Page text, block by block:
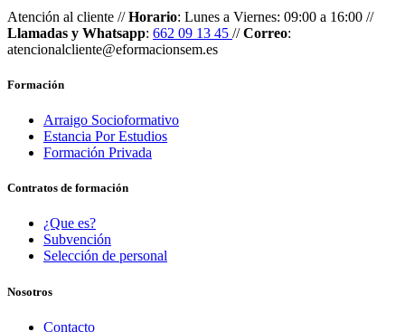
Atención al cliente //Horario: Lunes a Viernes: 09:00 a 16:00 //
Llamadas y Whatsapp: 662 09 13 45 //Correo:
atencionalcliente@eformacionsem.es
Formación
Arraigo Socioformativo
Estancia Por Estudios
Formación Privada
Contratos de formación
¿Que es?
Subvención
Selección de personal
Nosotros
Contacto